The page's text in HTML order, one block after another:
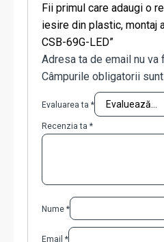
Fii primul care adaugi o
iesire din plastic, montaj
CSB-69G-LED”
Adresa ta de email nu va
Câmpurile obligatorii
Evaluarea ta *
Recenzia ta *
Nume *
Email *